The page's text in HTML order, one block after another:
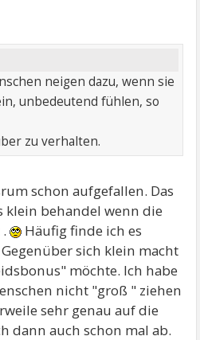
neigen dazu, wenn sie
unbedeutend fühlen, so
zu verhalten.
schon aufgefallen. Das
klein behandel wenn die
.
Häufig finde ich es
sich klein macht
möchte. Ich habe
nicht "groß " ziehen
sehr genau auf die
dann auch schon mal ab.